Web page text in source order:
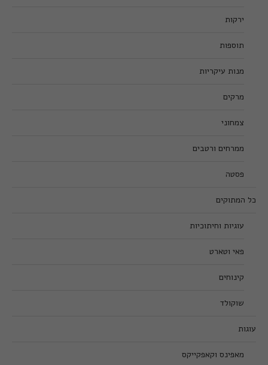
ירקות
תוספות
מנות עיקריות
מרקים
צמחוני
ממרחים ורטבים
פסטה
כל המתוקים
עוגיות וחיתוכיות
פאי וטארט
קינוחים
שוקולד
עוגות
מאפינס וקאפקייקס